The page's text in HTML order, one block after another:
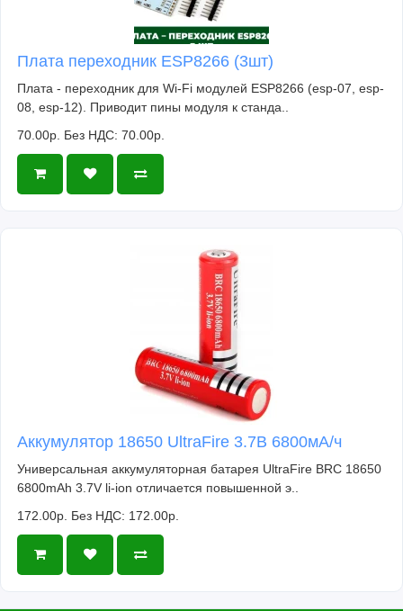
Плата переходник ESP8266 (3шт)
Плата - переходник для Wi-Fi модулей ESP8266 (esp-07, esp-
08, esp-12). Приводит пины модуля к станда..
70.00р. Без НДС: 70.00р.
Аккумулятор 18650 UltraFire 3.7В 6800мА/ч
Универсальная аккумуляторная батарея UltraFire BRC 18650
6800mAh 3.7V li-ion отличается повышенной э..
172.00р. Без НДС: 172.00р.